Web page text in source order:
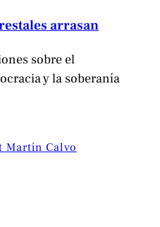
arrasan
sobre el
y la soberanía
Martín Calvo